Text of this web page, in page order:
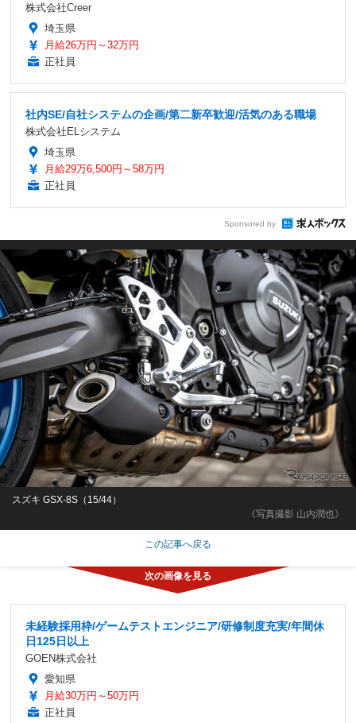
株式会社Creer
埼玉県
月給26万円～32万円
正社員
社内SE/自社システムの企画/第二新卒歓迎/活気のある職場
株式会社ELシステム
埼玉県
月給29万6,500円～58万円
正社員
Sponsored by
《写真撮影 山内潤也》
スズキ GSX-8S（15/44）
この記事へ戻る
未経験採用枠/ゲームテストエンジニア/研修制度充実/年間休
日125日以上
GOEN株式会社
愛知県
月給30万円～50万円
正社員